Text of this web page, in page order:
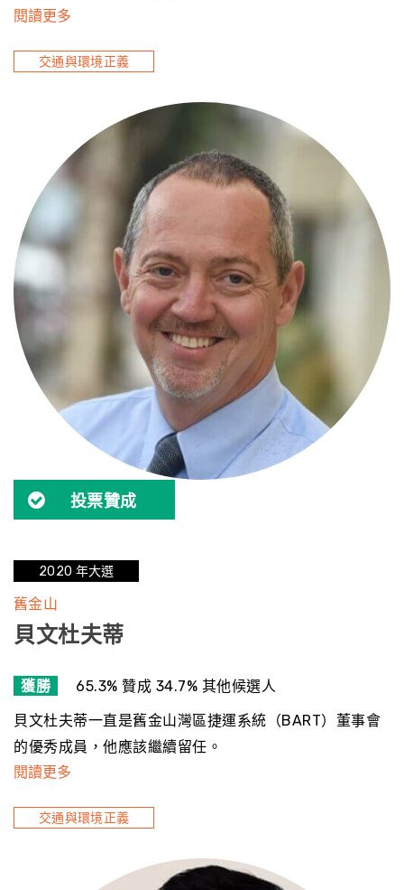
閱讀更多
交通與環境正義
投票贊成
2020 年大選
舊金山
貝文杜夫蒂
獲勝 65.3% 贊成 34.7% 其他候選人
貝文杜夫蒂一直是舊金山灣區捷運系統（BART）董事會
的優秀成員，他應該繼續留任。
閱讀更多
交通與環境正義